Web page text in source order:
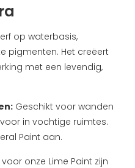
op waterbasis,
pigmenten. Het creëert
met een levendig,
Geschikt voor wanden
in vochtige ruimtes.
Paint aan.
voor onze Lime Paint zijn